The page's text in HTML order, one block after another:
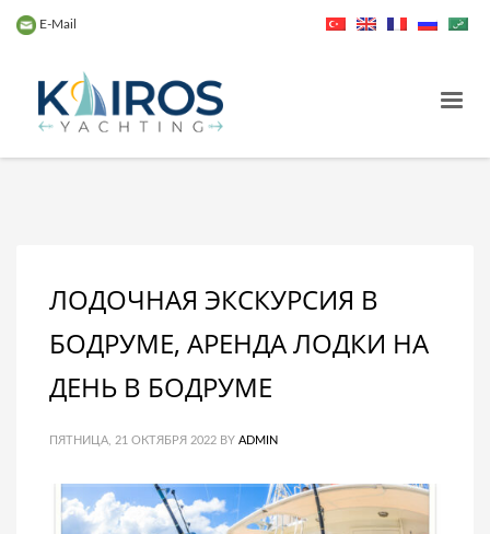
E-Mail
ЛОДОЧНАЯ ЭКСКУРСИЯ В
БОДРУМЕ, АРЕНДА ЛОДКИ НА
ДЕНЬ В БОДРУМЕ
ПЯТНИЦА, 21 ОКТЯБРЯ 2022 BY ADMIN